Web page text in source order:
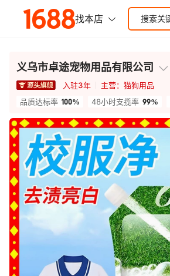
义乌市卓途宠物用品有限公司
入驻3年 主营：猫狗用品
品质达标率 100% 48小时支揽率 99%